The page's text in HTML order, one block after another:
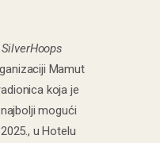
SilverHoops
Mamut
koja je
mogući
u Hotelu